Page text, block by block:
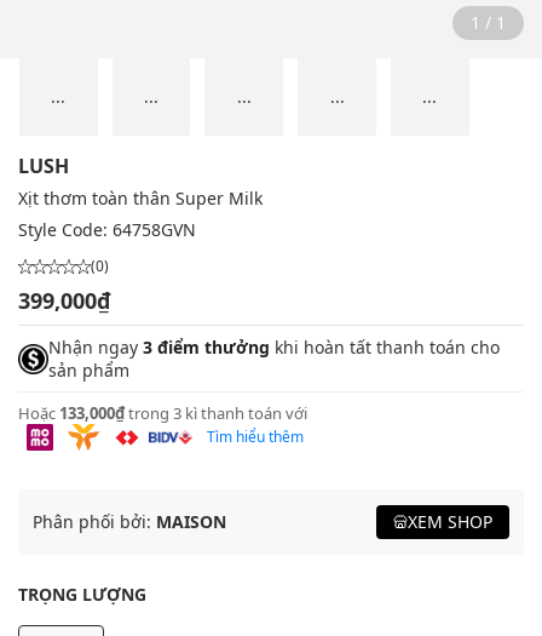
1 / 1
... ... ... ... ...
LUSH
Xịt thơm toàn thân Super Milk
Style Code: 64758GVN
(0)
399,000₫
Nhận ngay 3 điểm thưởng khi hoàn tất thanh toán cho
sản phẩm
Hoặc 133,000₫trong 3 kì thanh toán với
Tìm hiểu thêm
Phân phối bởi: MAISON XEM SHOP
TRỌNG LƯỢNG